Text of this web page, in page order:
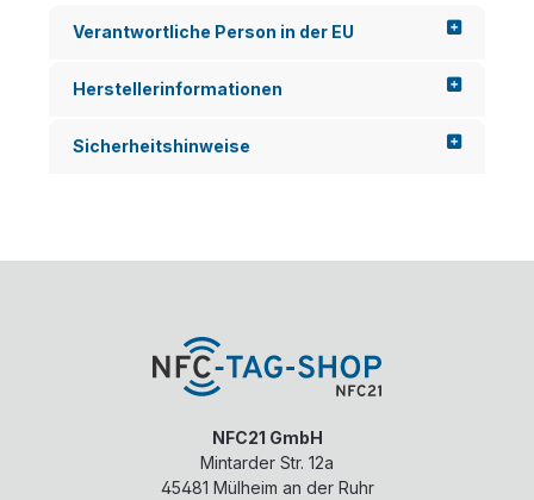
Verantwortliche Person in der EU
Herstellerinformationen
Sicherheitshinweise
NFC21 GmbH
Mintarder Str. 12a
45481 Mülheim an der Ruhr